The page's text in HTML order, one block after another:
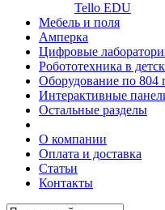
Tello EDU
Мебель и поля
Амперка
Цифровые
Робототехника в
Оборудование по 804
Интерактивные
Остальные разделы
О компании
Оплата и доставка
Статьи
Контакты